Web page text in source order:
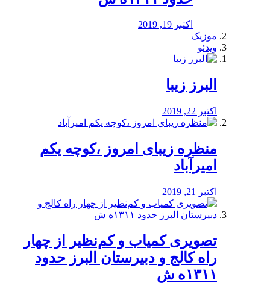
اکتبر 19, 2019
موزیک
ویدئو
البرز زیبا
اکتبر 22, 2019
منظره‌‌ زیبای امروز ،کوچه یکم
امیرآباد
اکتبر 21, 2019
️تصویری کمیاب و کم‌نظیر از چهار
راه كالج و دبيرستان البرز حدود
۱۳۱۱ه ش